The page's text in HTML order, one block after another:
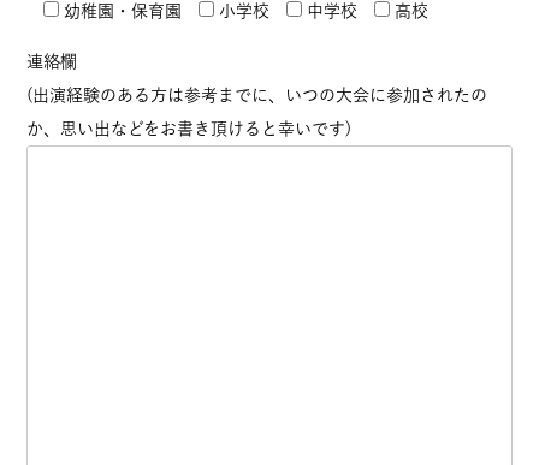
幼稚園・保育園
小学校 中学校 高校
連絡欄
(出演経験のある方は参考までに、いつの大会に参加されたの
か、思い出などをお書き頂けると幸いです)